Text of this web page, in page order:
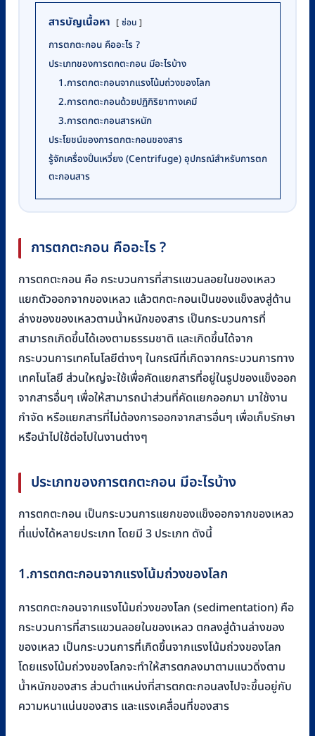
สารบัญเนื้อหา ซ่อน
การตกตะกอน คืออะไร ?
ประเภทของการตกตะกอน มีอะไรบ้าง
1.การตกตะกอนจากแรงโน้มถ่วงของโลก
2.การตกตะกอนด้วยปฏิกิริยาทางเคมี
3.การตกตะกอนสารหนัก
ประโยชน์ของการตกตะกอนของสาร
รู้จักเครื่องปั่นเหวี่ยง (Centrifuge) อุปกรณ์สำหรับการตก
ตะกอนสาร
การตกตะกอน คืออะไร ?
การตกตะกอน คือ กระบวนการที่สารแขวนลอยในของเหลว
แยกตัวออกจากของเหลว แล้วตกตะกอนเป็นของแข็งลงสู่ด้าน
ล่างของของเหลวตามน้ำหนักของสาร เป็นกระบวนการที่
สามารถเกิดขึ้นได้เองตามธรรมชาติ และเกิดขึ้นได้จาก
กระบวนการเทคโนโลยีต่างๆ ในกรณีที่เกิดจากกระบวนการทาง
เทคโนโลยี ส่วนใหญ่จะใช้เพื่อคัดแยกสารที่อยู่ในรูปของแข็งออก
จากสารอื่นๆ เพื่อให้สามารถนำส่วนที่คัดแยกออกมา มาใช้งาน
กำจัด หรือแยกสารที่ไม่ต้องการออกจากสารอื่นๆ เพื่อเก็บรักษา
หรือนำไปใช้ต่อไปในงานต่างๆ
ประเภทของการตกตะกอน มีอะไรบ้าง
การตกตะกอน เป็นกระบวนการแยกของแข็งออกจากของเหลว
ที่แบ่งได้หลายประเภท โดยมี 3 ประเภท ดังนี้
1.การตกตะกอนจากแรงโน้มถ่วงของโลก
การตกตะกอนจากแรงโน้มถ่วงของโลก (sedimentation) คือ
กระบวนการที่สารแขวนลอยในของเหลว ตกลงสู่ด้านล่างของ
ของเหลว เป็นกระบวนการที่เกิดขึ้นจากแรงโน้มถ่วงของโลก
โดยแรงโน้มถ่วงของโลกจะทำให้สารตกลงมาตามแนวดิ่งตาม
น้ำหนักของสาร ส่วนตำแหน่งที่สารตกตะกอนลงไปจะขึ้นอยู่กับ
ความหนาแน่นของสาร และแรงเคลื่อนที่ของสาร